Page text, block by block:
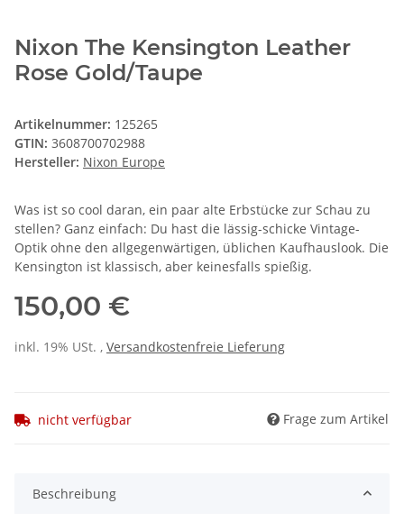
Nixon The Kensington Leather
Rose Gold/Taupe
Artikelnummer: 125265
GTIN: 3608700702988
Hersteller: Nixon Europe
Was ist so cool daran, ein paar alte Erbstücke zur Schau zu
stellen? Ganz einfach: Du hast die lässig-schicke Vintage-
Optik ohne den allgegenwärtigen, üblichen Kaufhauslook. Die
Kensington ist klassisch, aber keinesfalls spießig.
150,00 €
inkl. 19% USt. , Versandkostenfreie Lieferung
nicht verfügbar Frage zum Artikel
Beschreibung